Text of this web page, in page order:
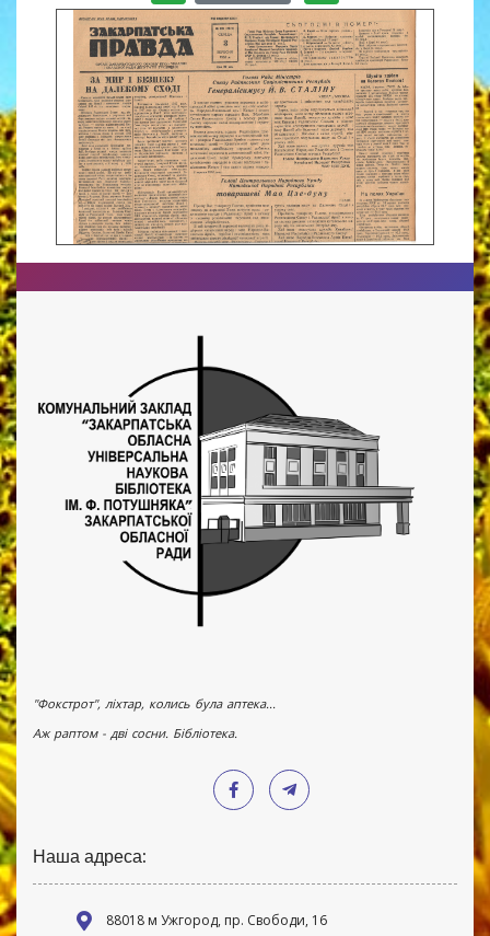
"Фокстрот", ліхтар, колись була аптека...
Аж раптом - дві сосни. Бібліотека.
Наша адреса:
88018 м Ужгород, пр. Свободи, 16